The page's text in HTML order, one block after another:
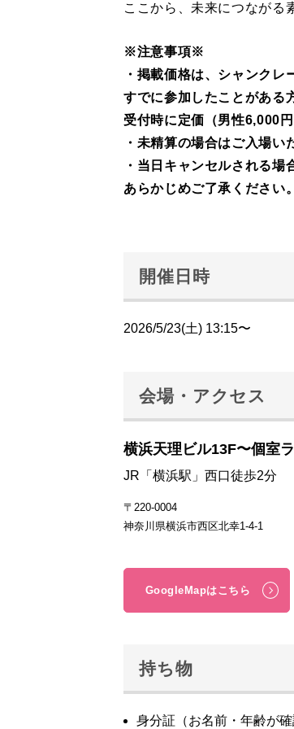
ここから、未来につながる
※注意事項※
・掲載価格は、シャンクレ
すでに参加したことがある
受付時に定価（男性6,000
・未精算の場合はご入場い
・当日キャンセルされる場
あらかじめご了承ください。
開催日時
2026/5/23(土) 13:15〜
会場・アクセス
横浜天理ビル13F〜個室
JR「横浜駅」西口徒歩2分
〒220-0004
神奈川県横浜市西区北幸1-4-1
GoogleMapはこちら
持ち物
身分証（お名前・年齢が